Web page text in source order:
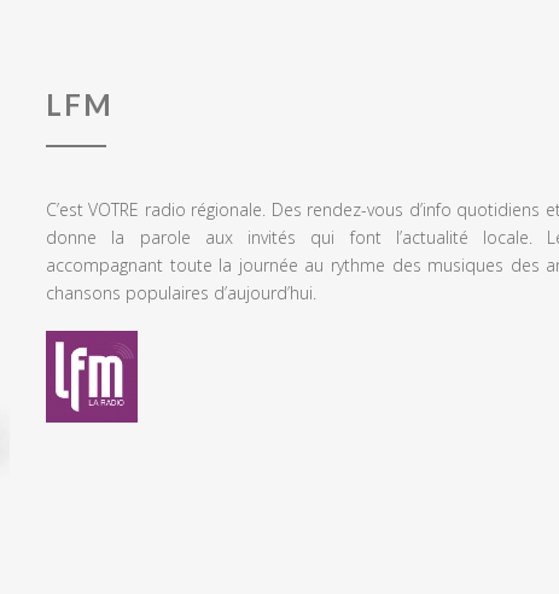
LFM
C’est VOTRE radio régionale. Des rendez-vous d’info quotidiens
donne la parole aux invités qui font l’actualité locale.
accompagnant toute la journée au rythme des musiques des
chansons populaires d’aujourd’hui.